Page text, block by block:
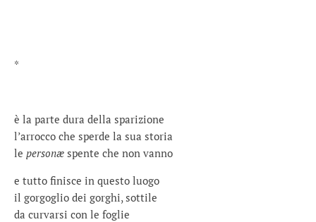
*
è la parte dura della sparizione
l’arrocco che sperde la sua storia
le personæ spente che non vanno
e tutto finisce in questo luogo
il gorgoglio dei gorghi, sottile
da curvarsi con le foglie